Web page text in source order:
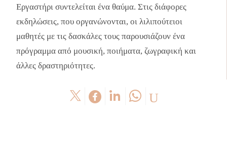
Εργαστήρι συντελείται ένα θαύμα. Στις διάφορες
εκδηλώσεις, που οργανώνονται, οι λιλιπούτειοι
μαθητές με τις δασκάλες τους παρουσιάζουν ένα
πρόγραμμα από μουσική, ποιήματα, ζωγραφική και
άλλες δραστηριότητες.